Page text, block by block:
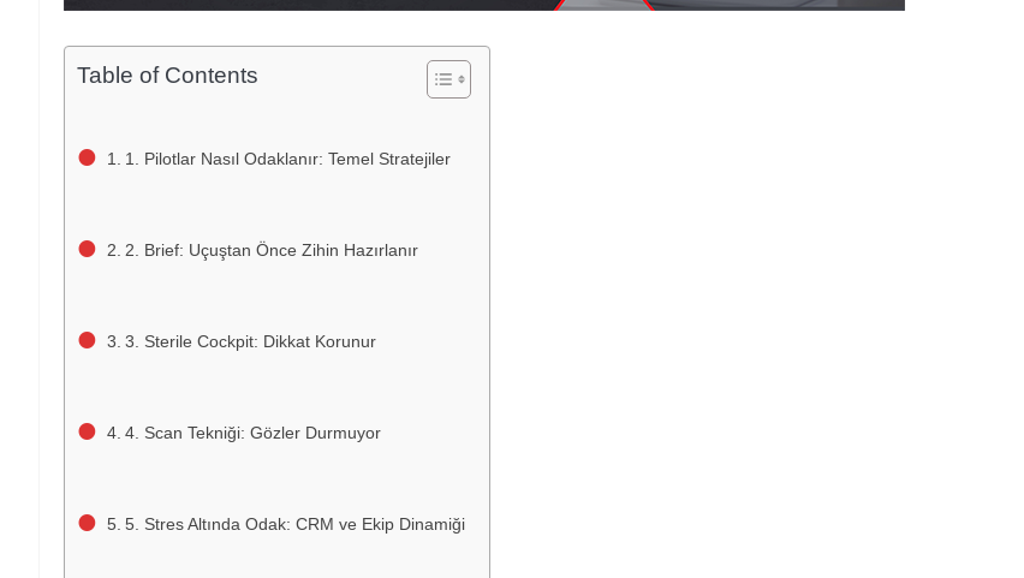
Table of Contents
1. Pilotlar Nasıl Odaklanır: Temel Stratejiler
2. Brief: Uçuştan Önce Zihin Hazırlanır
3. Sterile Cockpit: Dikkat Korunur
4. Scan Tekniği: Gözler Durmuyor
5. Stres Altında Odak: CRM ve Ekip Dinamiği